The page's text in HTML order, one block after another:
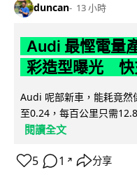
duncan 13 小時
Audi 最慳電
彩造型曝光 快
Audi 呢部新車，能耗竟
至0.24，每百公里只需
閱讀全文
5 1 ↗ 分享